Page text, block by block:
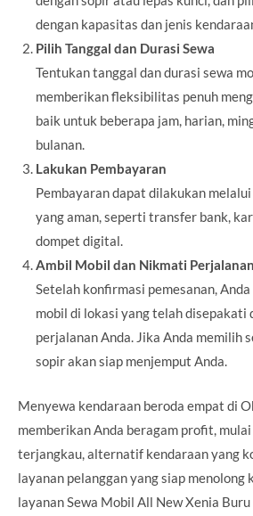
dengan kapasitas dan jenis
Pilih Tanggal dan Durasi Sewa
Tentukan tanggal dan durasi sewa
memberikan fleksibilitas penuh
baik untuk beberapa jam, harian,
bulanan.
Lakukan Pembayaran
Pembayaran dapat dilakukan
yang aman, seperti transfer bank,
dompet digital.
Ambil Mobil dan Nikmati Perjalanan
Setelah konfirmasi pemesanan,
mobil di lokasi yang telah disepakati
perjalanan Anda. Jika Anda memilih
sopir akan siap menjemput Anda.
Menyewa kendaraan beroda empat di
memberikan Anda beragam profit,
terjangkau, alternatif kendaraan yang
layanan pelanggan yang siap menolong
layanan Sewa Mobil All New Xenia